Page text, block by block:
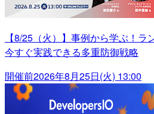
【8/25（火）】事例から学ぶ！
今すぐ実践できる多重防御戦略
開催前2026年8月25日(火) 13:00